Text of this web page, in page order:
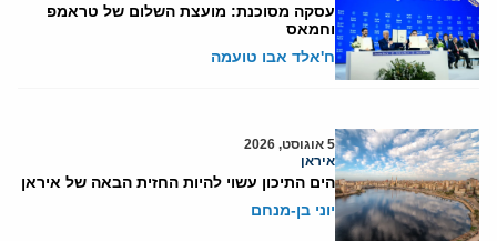
עסקה מסוכנת: מועצת השלום של טראמפ
וחמאס
ח'אלד אבו טועמה
5 אוגוסט, 2026
איראן
הים התיכון עשוי להיות החזית הבאה של איראן
יוני בן-מנחם